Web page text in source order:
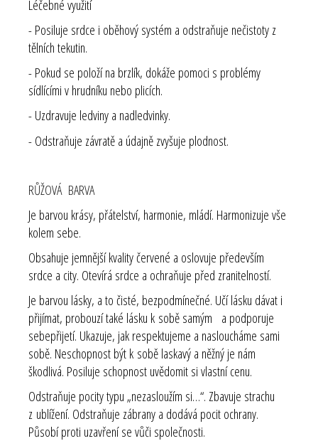
Léčebné využití
- Posiluje srdce i oběhový systém a odstraňuje nečistoty z
tělních tekutin.
- Pokud se položí na brzlík, dokáže pomoci s problémy
sídlícími v hrudníku nebo plicích.
- Uzdravuje ledviny a nadledvinky.
- Odstraňuje závratě a údajně zvyšuje plodnost.
RŮŽOVÁ BARVA
Je barvou krásy, přátelství, harmonie, mládí. Harmonizuje vše
kolem sebe.
Obsahuje jemnější kvality červené a oslovuje především
srdce a city. Otevírá srdce a ochraňuje před zranitelností.
Je barvou lásky, a to čisté, bezpodmínečné. Učí lásku dávat i
přijímat, probouzí také lásku k sobě samým a podporuje
sebepřijetí. Ukazuje, jak respektujeme a nasloucháme sami
sobě. Neschopnost být k sobě laskavý a něžný je nám
škodlivá. Posiluje schopnost uvědomit si vlastní cenu.
Odstraňuje pocity typu „nezasloužím si…“. Zbavuje strachu
z ublížení. Odstraňuje zábrany a dodává pocit ochrany.
Působí proti uzavření se vůči společnosti.